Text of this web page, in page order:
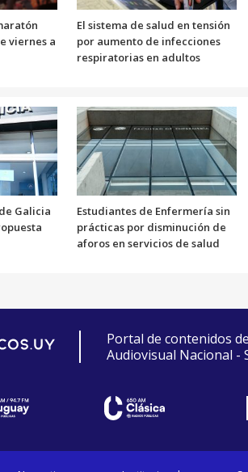
viernes a
El sistema de salud en tensión
por aumento de infecciones
respiratorias en adultos
Galicia
Estudiantes de Enfermería sin
prácticas por disminución de
aforos en servicios de salud
Portal de contenidos
Audiovisual Nacional -